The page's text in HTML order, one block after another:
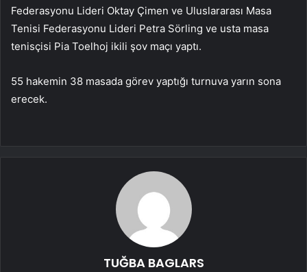
Federasyonu Lideri Oktay Çimen ve Uluslararası Masa
Tenisi Federasyonu Lideri Petra Sörling ve usta masa
tenisçisi Pia Toelhoj ikili şov maçı yaptı.
55 hakemin 38 masada görev yaptığı turnuva yarın sona
erecek.
TUĞBA BAGLARS